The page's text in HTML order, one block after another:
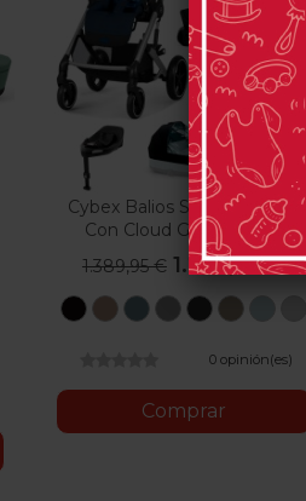
Cybex Balios S Lux Pack XL
Con Cloud G I-Size Plus
1.389,95 € 1.229,95 €
MoonAlmond
Stormy
StoneMoon
0 opinión(es)
Comprar